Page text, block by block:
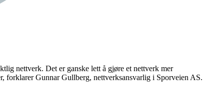
nettverk. Det er ganske lett å gjøre et nettverk mer
forklarer Gunnar Gullberg, nettverksansvarlig i Sporveien AS.